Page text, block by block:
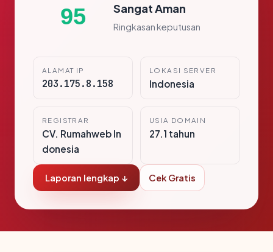
95 Sangat Aman
Ringkasan keputusan
ALAMAT IP
203.175.8.158
LOKASI SERVER
Indonesia
REGISTRAR
CV. Rumahweb In
donesia
USIA DOMAIN
27.1 tahun
Laporan lengkap ↓ Cek Gratis